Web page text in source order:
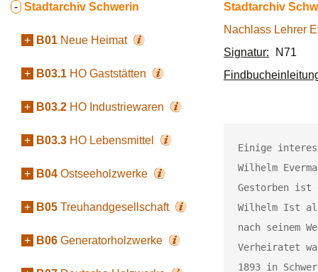
- Stadtarchiv Schwerin
+ B01 Neue Heimat
+ B03.1 HO Gaststätten
+ B03.2 HO Industriewaren
+ B03.3 HO Lebensmittel
+ B04 Ostseeholzwerke
+ B05 Treuhandgesellschaft
+ B06 Generatorholzwerke
Stadtarchiv
Nachlass Lehrer
Signatur:
N71
Einige
Wilhelm
Gestorben ist
Wilhelm Ist
nach seinem
Verheiratet
1893 in